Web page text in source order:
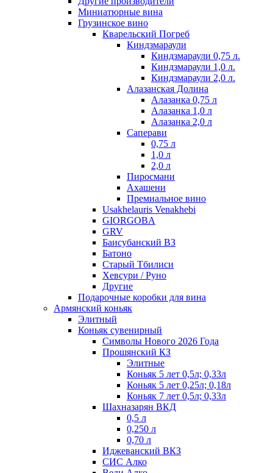
Миниатюрные вина
Грузинское вино
Кварельский Погреб
Киндзмараули
Киндзмараули 0,75 л.
Киндзмараули 1,0 л.
Киндзмараули 2,0 л.
Алазанская Долина
Алазанка 0,75 л
Алазанка 1,0 л
Алазанка 2,0 л
Саперави
0,75 л
1,0 л
2,0 л
Пиросмани
Ахашени
Премиальное вино
Usakhelauris Venakhebi
GIORGOBA
GRV
Баисубанский ВЗ
Батоно
Старый Тбилиси
Хевсури / Руно
Другие
Подарочные коробки для вина
Армянский коньяк
Элитный
Коньяк сувенирный
Символы Нового 2026 Года
Прошянский КЗ
Элитные
Коньяк 5 лет 0,5л; 0,33л
Коньяк 5 лет 0,25л; 0,18л
Коньяк 7 лет 0,5л; 0,33л
Шахназарян ВКД
0,5 л
0,250 л
0,70 л
Иджеванский ВКЗ
СИС Алко